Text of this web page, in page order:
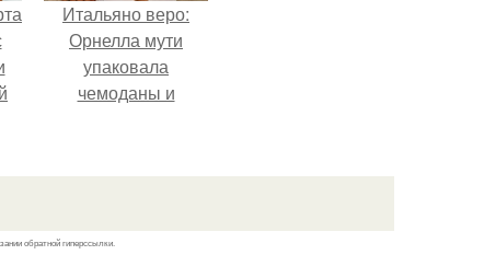
Итальяно веро:
Орнелла мути
упаковала
чемоданы и
красным
обратной гиперссылки.